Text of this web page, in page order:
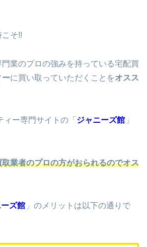
そ!!
業のプロの強みを持っている宅配買
ーに買い取っていただくことをオスス
ィー専門サイトの「 ジャニーズ館 」
業者のプロの方がおられるのでオス
ズ館 」のメリットは以下の通りで